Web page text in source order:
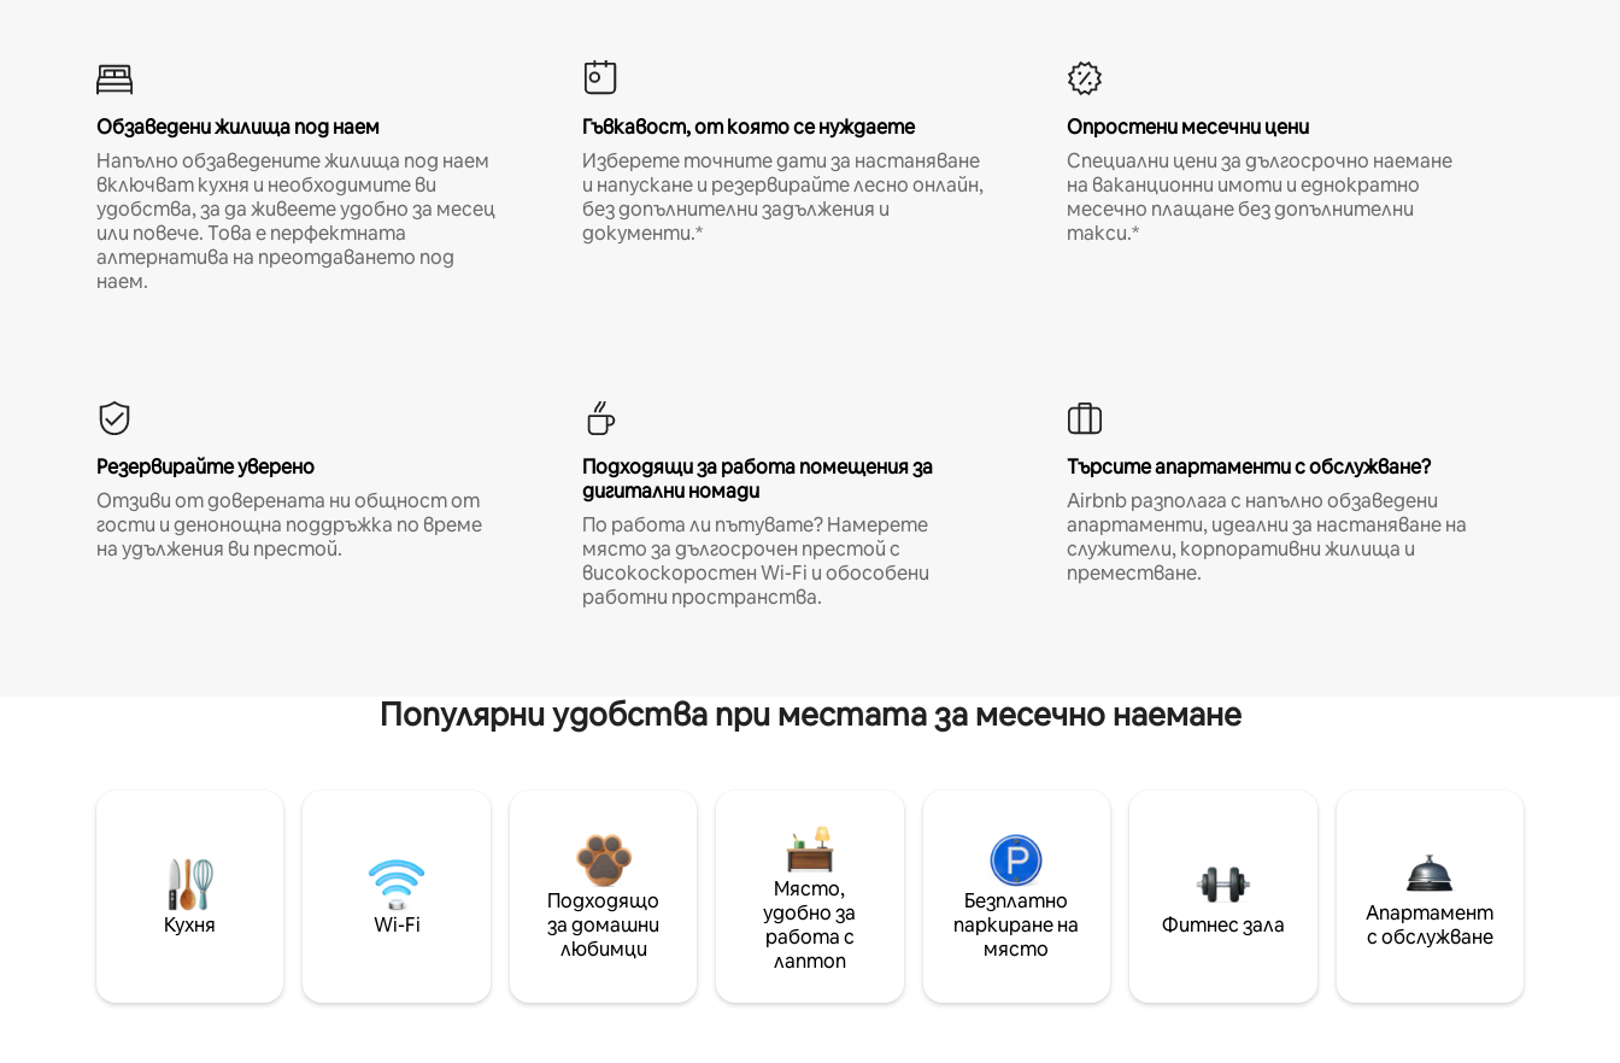
Обзаведени жилища под наем
Напълно обзаведените жилища под наем
включват кухня и необходимите ви
удобства, за да живеете удобно за месец
или повече. Това е перфектната
алтернатива на преотдаването под
наем.
Гъвкавост, от която се нуждаете
Изберете точните дати за настаняване
и напускане и резервирайте лесно онлайн,
без допълнителни задължения и
документи.*
Опростени месечни цени
Специални цени за дългосрочно наемане
на ваканционни имоти и еднократно
месечно плащане без допълнителни
такси.*
Резервирайте уверено
Отзиви от доверената ни общност от
гости и денонощна поддръжка по време
на удължения ви престой.
Подходящи за работа помещения за
дигитални номади
По работа ли пътувате? Намерете
място за дългосрочен престой с
високоскоростен Wi-Fi и обособени
работни пространства.
Търсите апартаменти с обслужване?
Airbnb разполага с напълно обзаведени
апартаменти, идеални за настаняване на
служители, корпоративни жилища и
преместване.
Популярни удобства при местата за месечно наемане
Кухня Wi-Fi
Подходящо
за домашни
любимци
Място,
удобно за
работа с
лаптоп
Безплатно
паркиране на
място
Фитнес зала
Апартамент
с обслужване